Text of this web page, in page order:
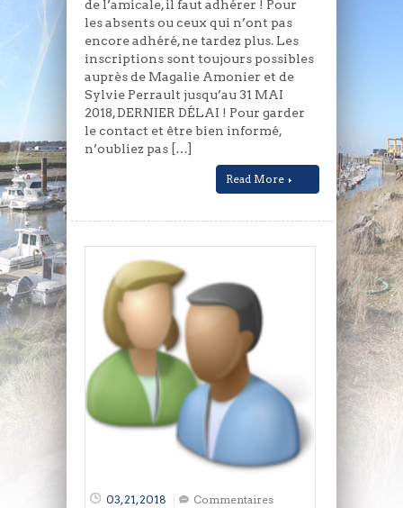
de l’amicale, il faut adhérer ! Pour
les absents ou ceux qui n’ont pas
encore adhéré, ne tardez plus. Les
inscriptions sont toujours possibles
auprès de Magalie Amonier et de
Sylvie Perrault jusqu’au 31 MAI
2018, DERNIER DÉLAI ! Pour garder
le contact et être bien informé,
n’oubliez pas […]
Read More
03, 21, 2018
Commentaires